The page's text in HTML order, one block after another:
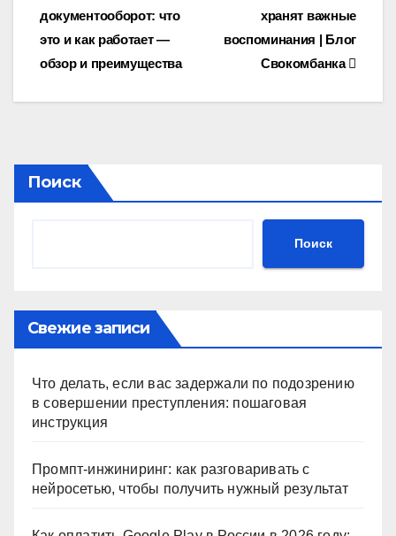
по
записям
хранят важные
воспоминания | Блог
Свокомбанка
документооборот: что
это и как работает —
обзор и преимущества
Поиск
Поиск
Свежие записи
Что делать, если вас задержали по подозрению
в совершении преступления: пошаговая
инструкция
Промпт-инжиниринг: как разговаривать с
нейросетью, чтобы получить нужный результат